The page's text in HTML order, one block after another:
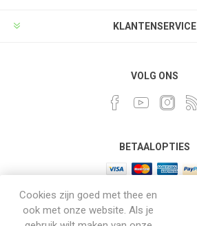
KLANTENSERVICE
VOLG ONS
BETAALOPTIES
Cookies zijn goed met thee en
ook met onze website. Als je